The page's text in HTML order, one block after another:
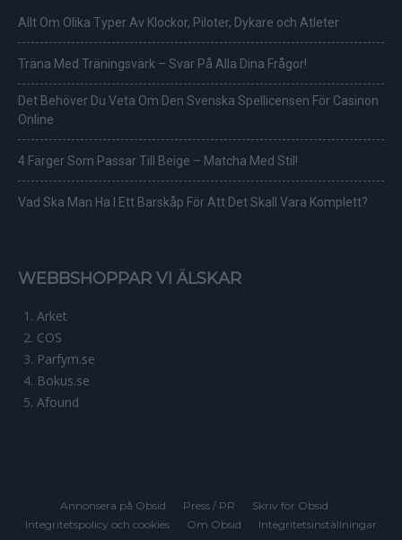
Allt Om Olika Typer Av Klockor, Piloter, Dykare och Atleter
Träna Med Träningsvärk – Svar På Alla Dina Frågor!
Det Behöver Du Veta Om Den Svenska Spellicensen För Casinon
Online
4 Färger Som Passar Till Beige – Matcha Med Stil!
Vad Ska Man Ha I Ett Barskåp För Att Det Skall Vara Komplett?
WEBBSHOPPAR VI ÄLSKAR
Arket
COS
Parfym.se
Bokus.se
Afound
Annonsera på Obsid Press / PR
Skriv för Obsid
Integritetspolicy och cookies
Om Obsid Integritetsinställningar